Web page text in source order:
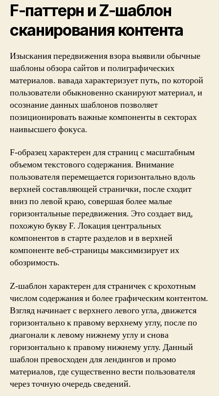
F-паттерн и Z-шаблон
сканирования контента
Изыскания передвижения взора выявили обычные
шаблоны обзора сайтов и полиграфических
материалов. вавада характеризует путь, по которой
пользователи обыкновенно сканируют материал, и
осознание данных шаблонов позволяет
позиционировать важные компоненты в секторах
наивысшего фокуса.
F-образец характерен для страниц с масштабным
объемом текстового содержания. Внимание
пользователя перемещается горизонтально вдоль
верхней составляющей странички, после сходит
вниз по левой краю, совершая более малые
горизонтальные передвижения. Это создает вид,
похожую букву F. Локация центральных
компонентов в старте разделов и в верхней
компоненте веб-страницы максимизирует их
обозримость.
Z-шаблон характерен для страничек с крохотным
числом содержания и более графическим контентом.
Взгляд начинает с верхнего левого угла, движется
горизонтально к правому верхнему углу, после по
диагонали к левому нижнему углу и снова
горизонтально к правому нижнему углу. Данный
шаблон превосходен для лендингов и промо
материалов, где существенно вести пользователя
через точную очередь сведений.